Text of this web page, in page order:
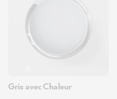
Gris avec Chaleur